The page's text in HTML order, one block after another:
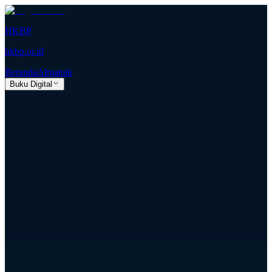
HKBP
hkbp.or.id
BerandaAlmanak
Buku Digital